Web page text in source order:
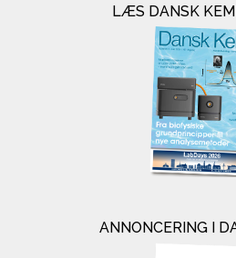
LÆS DANSK
ANNONCERING I